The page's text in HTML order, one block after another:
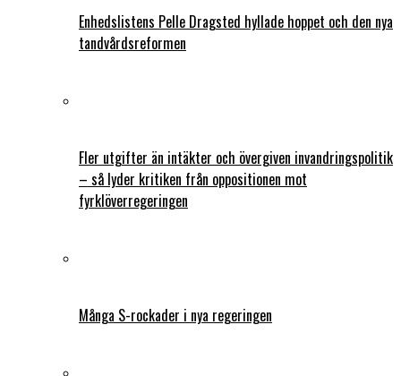
Enhedslistens Pelle Dragsted hyllade hoppet och den nya
tandvårdsreformen
Fler utgifter än intäkter och övergiven invandringspolitik
– så lyder kritiken från oppositionen mot
fyrklöverregeringen
Många S-rockader i nya regeringen